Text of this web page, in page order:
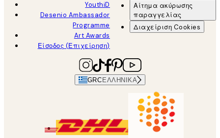
YouthiD
Desenio Ambassador
Programme
Art Awards
Είσοδος (Επιχείρηση)
Αίτημα ακύρωσης
παραγγελίας
Διαχείριση Cookies
GRC ΕΛΛΗΝΙΚΆ